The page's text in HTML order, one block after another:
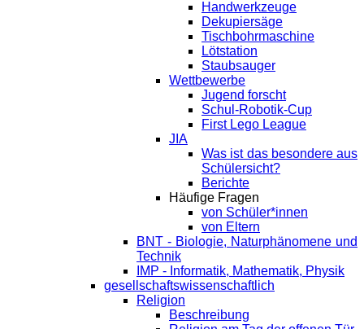
Handwerkzeuge
Dekupiersäge
Tischbohrmaschine
Lötstation
Staubsauger
Wettbewerbe
Jugend forscht
Schul-Robotik-Cup
First Lego League
JIA
Was ist das besondere aus
Schülersicht?
Berichte
Häufige Fragen
von Schüler*innen
von Eltern
BNT - Biologie, Naturphänomene und
Technik
IMP - Informatik, Mathematik, Physik
gesellschaftswissenschaftlich
Religion
Beschreibung